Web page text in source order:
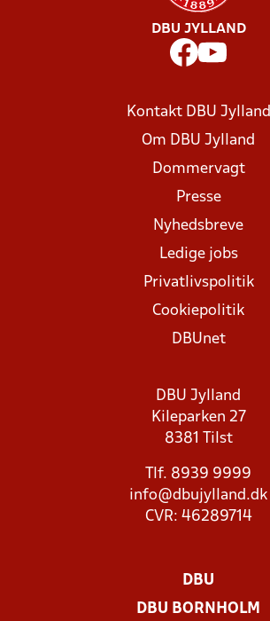
DBU JYLLAND
Kontakt DBU Jylland
Om DBU Jylland
Dommervagt
Presse
Nyhedsbreve
Ledige jobs
Privatlivspolitik
Cookiepolitik
DBUnet
DBU Jylland
Kileparken 27
8381 Tilst
Tlf. 8939 9999
info@dbujylland.dk
CVR: 46289714
DBU
DBU BORNHOLM